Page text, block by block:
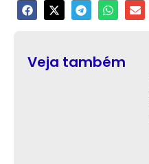
Veja também